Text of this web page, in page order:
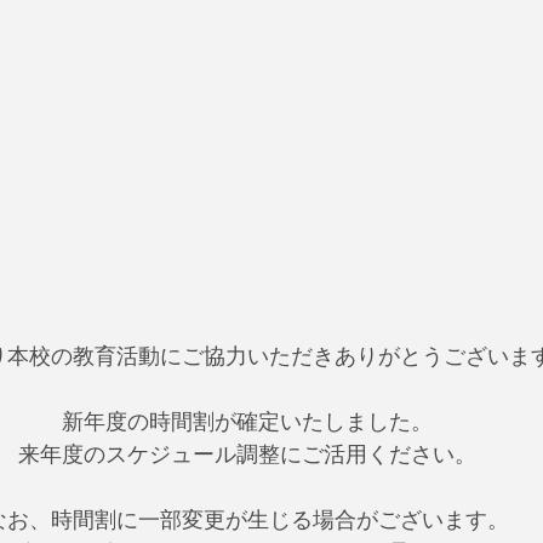
本校の教育活動にご協力いただきありがとうございま
新年度の時間割が確定いたしました。
来年度のスケジュール調整にご活用ください。
お、時間割に一部変更が生じる場合がございます。